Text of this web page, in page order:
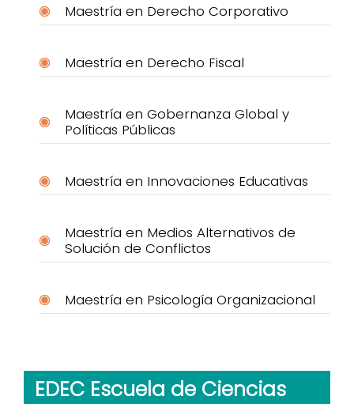
Maestría en Derecho Corporativo
Maestría en Derecho Fiscal
Maestría en Gobernanza Global y
Políticas Públicas
Maestría en Innovaciones Educativas
Maestría en Medios Alternativos de
Solución de Conflictos
Maestría en Psicología Organizacional
EDEC Escuela de Ciencias